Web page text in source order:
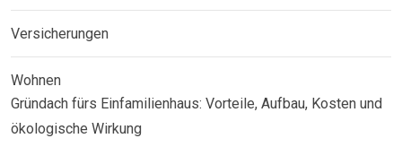
Versicherungen
Wohnen
Gründach fürs Einfamilienhaus: Vorteile, Aufbau, Kosten und
ökologische Wirkung